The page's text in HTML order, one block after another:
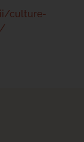
culture-